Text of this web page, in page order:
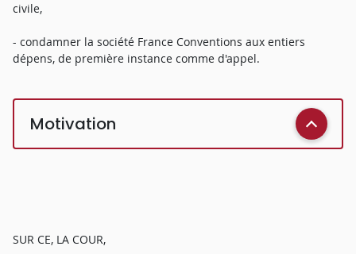
civile,
- condamner la société France Conventions aux entiers
dépens, de première instance comme d'appel.
Motivation
SUR CE, LA COUR,